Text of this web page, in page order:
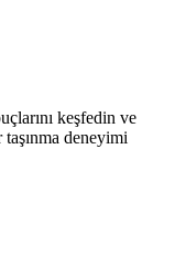
keşfedin ve
deneyimi